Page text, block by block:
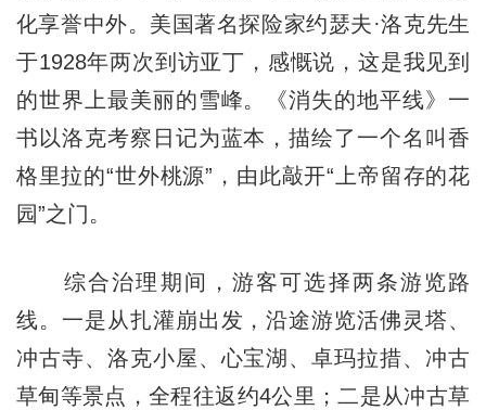
化享誉中外。美国著名探险家约瑟夫·洛克先生
于1928年两次到访亚丁，感慨说，这是我见到
的世界上最美丽的雪峰。《消失的地平线》一
书以洛克考察日记为蓝本，描绘了一个名叫香
格里拉的“世外桃源”，由此敲开“上帝留存的花
园”之门。
综合治理期间，游客可选择两条游览路
线。一是从扎灌崩出发，沿途游览活佛灵塔、
冲古寺、洛克小屋、心宝湖、卓玛拉措、冲古
草甸等景点，全程往返约4公里；二是从冲古草